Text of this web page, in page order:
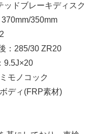
ッドブレーキディスク
350mm
：285/30 ZR20
9.5J×20
モノコック
ディ(FRP素材)